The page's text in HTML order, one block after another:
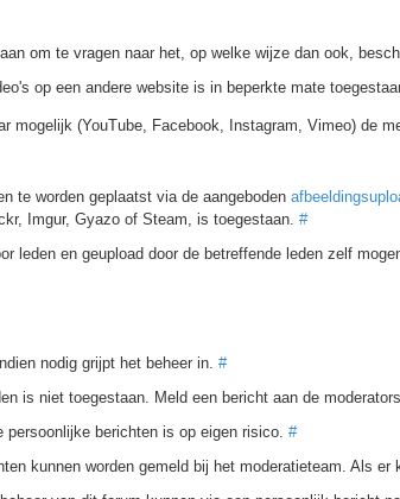
om te vragen naar het, op welke wijze dan ook,
op een andere website is in beperkte mate
mogelijk (YouTube, Facebook, Instagram, Vimeo) de
te worden geplaatst via de aangeboden
Imgur, Gyazo of Steam, is toegestaan. #
leden en geupload door de betreffende leden zelf
nodig grijpt het beheer in. #
is niet toegestaan. Meld een bericht aan de
persoonlijke berichten is op eigen risico. #
kunnen worden gemeld bij het moderatieteam. Als